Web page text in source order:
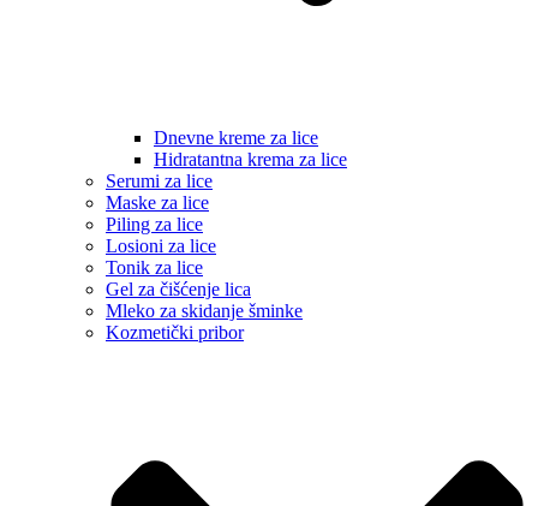
Dnevne kreme za lice
Hidratantna krema za lice
Serumi za lice
Maske za lice
Piling za lice
Losioni za lice
Tonik za lice
Gel za čišćenje lica
Mleko za skidanje šminke
Kozmetički pribor